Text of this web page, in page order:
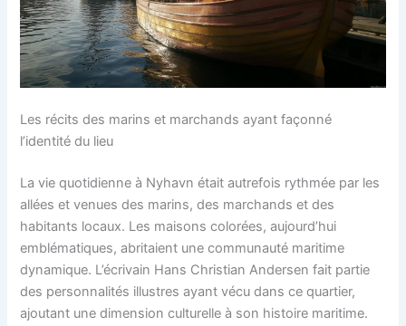
Les récits des marins et marchands ayant façonné
l’identité du lieu
La vie quotidienne à Nyhavn était autrefois rythmée par les
allées et venues des marins, des marchands et des
habitants locaux. Les maisons colorées, aujourd’hui
emblématiques, abritaient une communauté maritime
dynamique. L’écrivain Hans Christian Andersen fait partie
des personnalités illustres ayant vécu dans ce quartier,
ajoutant une dimension culturelle à son histoire maritime.